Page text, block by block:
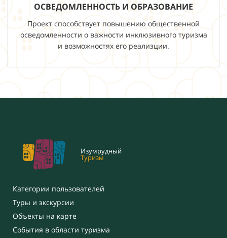
ОСВЕДОМЛЕННОСТЬ И ОБРАЗОВАНИЕ
Проект способствует повышению общественной
осведомленности о важности инклюзивного туризма
и возможностях его реализции.
Изумрудный
Туризм
Категории пользователей
Туры и экскурсии
Объекты на карте
События в области туризма